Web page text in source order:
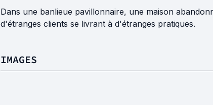
Dans une banlieue pavillonnaire, une maison
d'étranges clients se livrant à d'étranges pratiques.
IMAGES